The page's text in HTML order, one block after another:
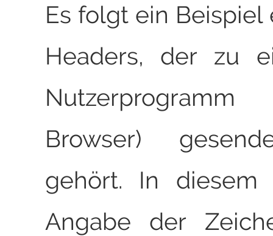
Es folgt ein Beispiel
Headers, der zu
Browser)
gehört. In
Angabe der